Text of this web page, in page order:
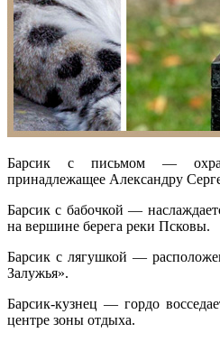
Барсик с письмом —
принадлежащее Александру
Барсик с бабочкой —
на вершине берега реки Псковы.
Барсик с лягушкой —
Залужья».
Барсик-кузнец — гордо
центре зоны отдыха.